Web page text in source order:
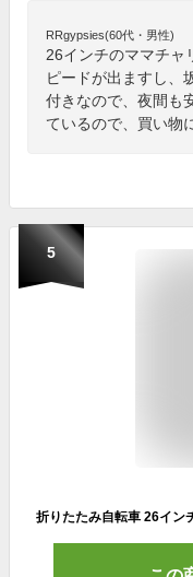
RRgypsies(60代・男性)
26インチのママチャ
ピードが出ますし、
付きなので、夜間も
ているので、買い物
5